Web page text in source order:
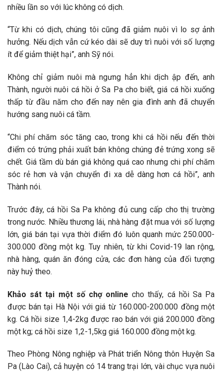
nhiều lần so với lúc không có dịch.
“Từ khi có dịch, chúng tôi cũng đã giảm nuôi vì lo sợ ảnh
hưởng. Nếu dịch vẫn cứ kéo dài sẽ duy trì nuôi với số lượng
ít để giảm thiệt hại”, anh Sỹ nói.
Không chỉ giảm nuôi mà ngưng hẳn khi dịch ập đến, anh
Thành, người nuôi cá hồi ở Sa Pa cho biết, giá cá hồi xuống
thấp từ đầu năm cho đến nay nên gia đình anh đã chuyển
hướng sang nuôi cá tầm.
“Chi phí chăm sóc tăng cao, trong khi cá hồi nếu đến thời
điểm có trứng phải xuất bán không chúng đẻ trứng xong sẽ
chết. Giá tầm dù bán giá không quá cao nhưng chi phí chăm
sóc rẻ hơn và vận chuyển đi xa dễ dàng hơn cá hồi”, anh
Thành nói.
Trước đây, cá hồi Sa Pa không đủ cung cấp cho thị trường
trong nước. Nhiều thương lái, nhà hàng đặt mua với số lượng
lớn, giá bán tại vựa thời điểm đó luôn quanh mức 250.000-
300.000 đồng một kg. Tuy nhiên, từ khi Covid-19 lan rộng,
nhà hàng, quán ăn đóng cửa, các đơn hàng của đối tượng
này huỷ theo.
Khảo sát tại một số chợ onlinecho thấy, cá hồi Sa Pa
được bán tại Hà Nội với giá từ 160.000-200.000 đồng một
kg. Cá hồi size 1,4-2kg được rao bán với giá 200.000 đồng
một kg; cá hồi size 1,2-1,5kg giá 160.000 đồng một kg.
Theo Phòng Nông nghiệp và Phát triển Nông thôn Huyện Sa
Pa (Lào Cai), cả huyện có 14 trang trại lớn, vài chục vựa nuôi